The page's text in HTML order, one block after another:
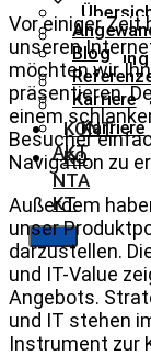
Forschung
Blog
Karriere
KO
NTA
KT
Blog
Karriere
KONT
AKT
Vor einiger Zeit
unseren
möchten wir
präsentieren.
einem
Besucher
Navigation zu
Außerdem
unser
darzustellen.
und IT-Value
Angebots.
und IT stehen
Instrument zur